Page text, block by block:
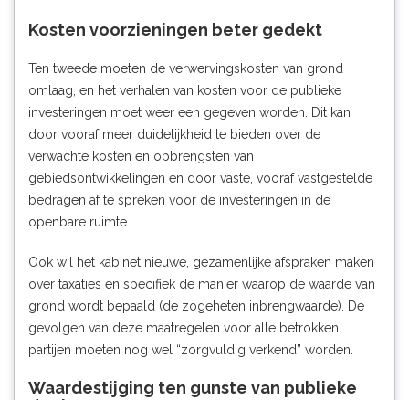
Kosten voorzieningen beter gedekt
Ten tweede moeten de verwervingskosten van grond
omlaag, en het verhalen van kosten voor de publieke
investeringen moet weer een gegeven worden. Dit kan
door vooraf meer duidelijkheid te bieden over de
verwachte kosten en opbrengsten van
gebiedsontwikkelingen en door vaste, vooraf vastgestelde
bedragen af te spreken voor de investeringen in de
openbare ruimte.
Ook wil het kabinet nieuwe, gezamenlijke afspraken maken
over taxaties en specifiek de manier waarop de waarde van
grond wordt bepaald (de zogeheten inbrengwaarde). De
gevolgen van deze maatregelen voor alle betrokken
partijen moeten nog wel “zorgvuldig verkend” worden.
Waardestijging ten gunste van publieke